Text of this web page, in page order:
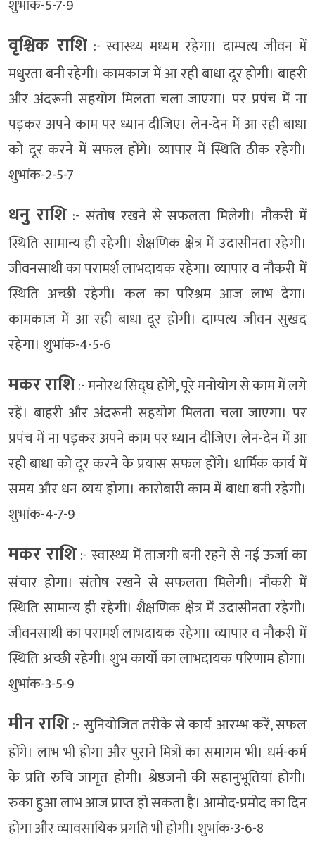
शुभांक-5-7-9
वृश्चिक राशि:- स्वास्थ्य मध्यम रहेगा। दाम्पत्य जीवन में
मधुरता बनी रहेगी। कामकाज में आ रही बाधा दूर होगी। बाहरी
और अंदरूनी सहयोग मिलता चला जाएगा। पर प्रपंच में ना
पड़कर अपने काम पर ध्यान दीजिए। लेन-देन में आ रही बाधा
को दूर करने में सफल होंगे। व्यापार में स्थिति ठीक रहेगी।
शुभांक-2-5-7
धनु राशि :- संतोष रखने से सफलता मिलेगी। नौकरी में
स्थिति सामान्य ही रहेगी। शैक्षणिक क्षेत्र में उदासीनता रहेगी।
जीवनसाथी का परामर्श लाभदायक रहेगा। व्यापार व नौकरी में
स्थिति अच्छी रहेगी। कल का परिश्रम आज लाभ देगा।
कामकाज में आ रही बाधा दूर होगी। दाम्पत्य जीवन सुखद
रहेगा। शुभांक-4-5-6
मकर राशि:- मनोरथ सिद्घ होंगे, पूरे मनोयोग से काम में लगे
रहें। बाहरी और अंदरूनी सहयोग मिलता चला जाएगा। पर
प्रपंच में ना पड़कर अपने काम पर ध्यान दीजिए। लेन-देन में आ
रही बाधा को दूर करने के प्रयास सफल होंगे। धार्मिक कार्य में
समय और धन व्यय होगा। कारोबारी काम में बाधा बनी रहेगी।
शुभांक-4-7-9
मकर राशि:- स्वास्थ्य में ताजगी बनी रहने से नई ऊर्जा का
संचार होगा। संतोष रखने से सफलता मिलेगी। नौकरी में
स्थिति सामान्य ही रहेगी। शैक्षणिक क्षेत्र में उदासीनता रहेगी।
जीवनसाथी का परामर्श लाभदायक रहेगा। व्यापार व नौकरी में
स्थिति अच्छी रहेगी। शुभ कार्यों का लाभदायक परिणाम होगा।
शुभांक-3-5-9
मीन राशि:- सुनियोजित तरीके से कार्य आरम्भ करें, सफल
होंगे। लाभ भी होगा और पुराने मित्रों का समागम भी। धर्म-कर्म
के प्रति रुचि जागृत होगी। श्रेष्ठजनों की सहानुभूतियां होगी।
रुका हुआ लाभ आज प्राप्त हो सकता है। आमोद-प्रमोद का दिन
होगा और व्यावसायिक प्रगति भी होगी। शुभांक-3-6-8